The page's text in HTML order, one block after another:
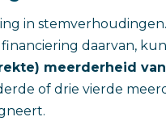
in
daarvan,
meerderheid van
of drie vierde